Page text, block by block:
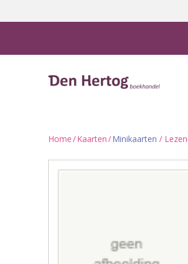
Home/Kaarten/Minikaarten /